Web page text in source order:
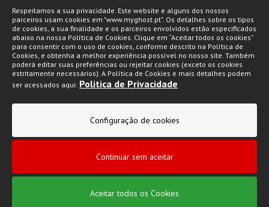
Métodos de pagamento
Condições gerais de venda
Respeitamos a sua privacidade. Este website e alguns dos nossos
parceiros usam cookies em "www.myghost.pt". Os detalhes sobre os tipos
de cookies, a sua finalidade e os parceiros envolvidos estão especificados
abaixo na nossa Política de Cookies. Clique em “Aceitar todos os cookies”
para consentir com o uso de cookies, conforme descrito na Política de
Cookies, e obtenha a melhor experiência possível no nosso site. Também
poderá editar suas preferências ou rejeitar cookies (exceto os cookies
estritamente necessários). A Política de Cookies e mais detalhes podem
ser acessados aqui: Politica de Privacidade
Configuração de cookies
Continuar sem aceitar
Aceitar todos os Cookies